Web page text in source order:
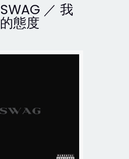
SWAG ／ 我
的態度